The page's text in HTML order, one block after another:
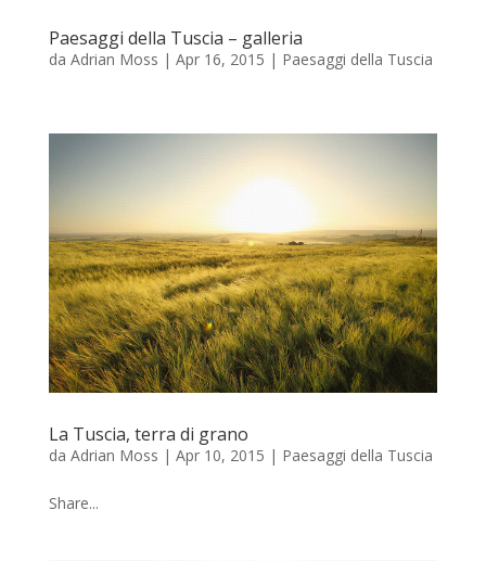
Paesaggi della Tuscia – galleria
da Adrian Moss | Apr 16, 2015 | Paesaggi della Tuscia
La Tuscia, terra di grano
da Adrian Moss | Apr 10, 2015 | Paesaggi della Tuscia
Share...